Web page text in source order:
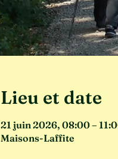
Lieu et date
21 juin 2026, 08:00 –
Maisons-Laffite